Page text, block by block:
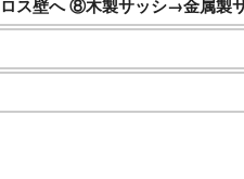
ス壁へ ⑧木製サッシ→金属製